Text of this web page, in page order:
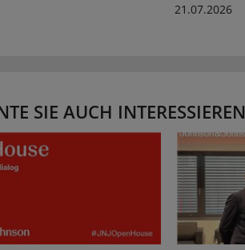
21.07.2026
SIE AUCH INTERESSIEREN